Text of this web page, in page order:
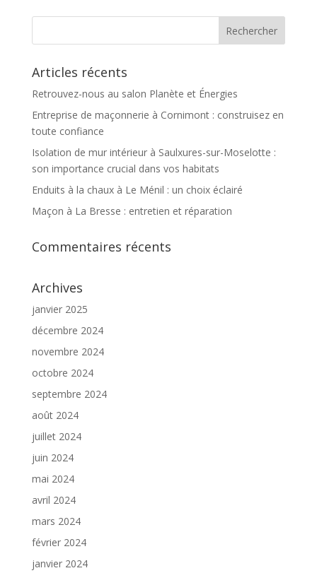
Articles récents
Retrouvez-nous au salon Planète et Énergies
Entreprise de maçonnerie à Cornimont : construisez en
toute confiance
Isolation de mur intérieur à Saulxures-sur-Moselotte :
son importance crucial dans vos habitats
Enduits à la chaux à Le Ménil : un choix éclairé
Maçon à La Bresse : entretien et réparation
Commentaires récents
Archives
janvier 2025
décembre 2024
novembre 2024
octobre 2024
septembre 2024
août 2024
juillet 2024
juin 2024
mai 2024
avril 2024
mars 2024
février 2024
janvier 2024